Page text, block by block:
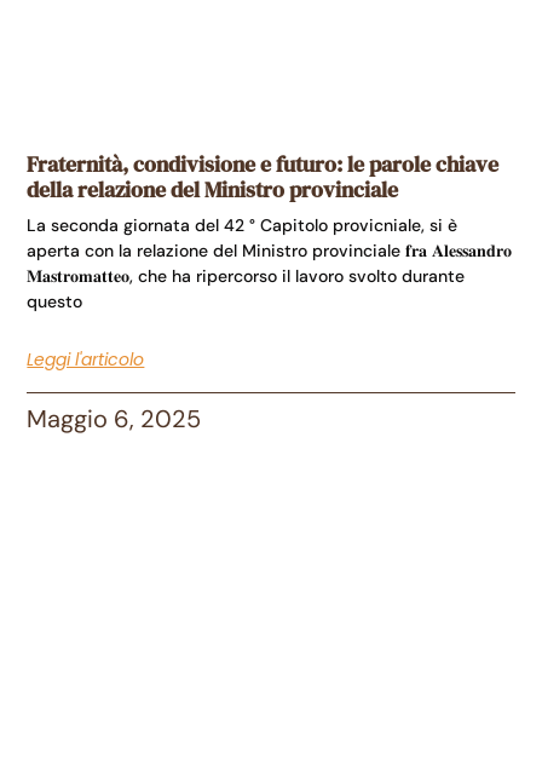
Fraternità, condivisione e futuro: le parole chiave
della relazione del Ministro provinciale
La seconda giornata del 42 ° Capitolo provicniale, si è
aperta con la relazione del Ministro provinciale 𝐟𝐫𝐚 𝐀𝐥𝐞𝐬𝐬𝐚𝐧𝐝𝐫𝐨
𝐌𝐚𝐬𝐭𝐫𝐨𝐦𝐚𝐭𝐭𝐞𝐨, che ha ripercorso il lavoro svolto durante
questo
Leggi l'articolo
Maggio 6, 2025